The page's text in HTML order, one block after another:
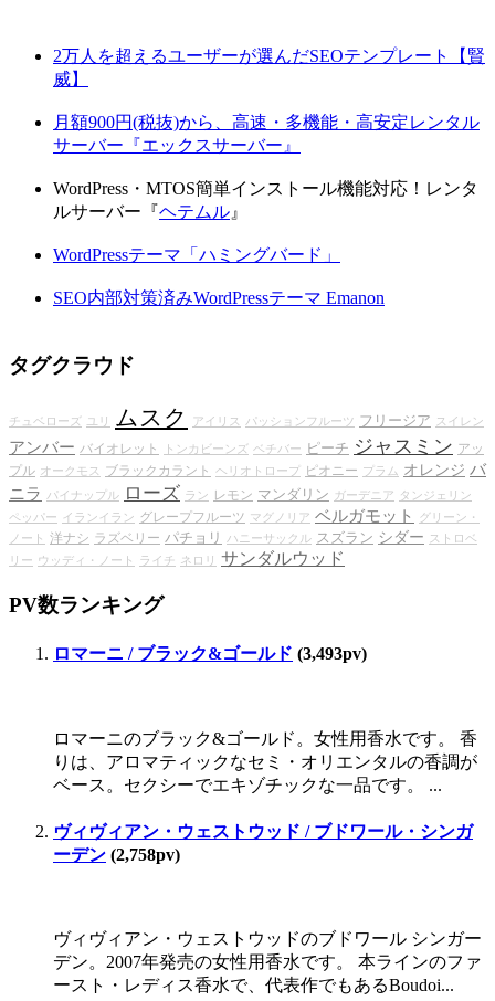
2万人を超えるユーザーが選んだSEOテンプレート【賢
威】
月額900円(税抜)から、高速・多機能・高安定レンタル
サーバー『エックスサーバー』
WordPress・MTOS簡単インストール機能対応！レンタ
ルサーバー『ヘテムル 』
WordPressテーマ「ハミングバード」
SEO内部対策済みWordPressテーマ Emanon
タグクラウド
チュベローズ ユリ ムスク アイリス パッションフルーツ フリージア スイレン
アンバー バイオレット トンカビーンズ ベチバー ピーチ ジャスミン アッ
プル オークモス ブラックカラント ヘリオトロープ ピオニー プラム オレンジ バ
ニラ
パイナップル ローズ ラン レモン マンダリン ガーデニア
タンジェリン
ペッパー
イランイラン グレープフルーツ マグノリア ベルガモット
グリーン・
ノート
洋ナシ ラズベリー パチョリ ハニーサックル スズラン シダー
ストロベ
リー ウッディ・ノート ライチ ネロリ サンダルウッド
PV数ランキング
ロマーニ / ブラック&ゴールド (3,493pv)
ロマーニのブラック&ゴールド。女性用香水です。 香
りは、アロマティックなセミ・オリエンタルの香調が
ベース。セクシーでエキゾチックな一品です。 ...
ヴィヴィアン・ウェストウッド / ブドワール・シンガ
ーデン (2,758pv)
ヴィヴィアン・ウェストウッドのブドワール シンガー
デン。2007年発売の女性用香水です。 本ラインのファ
ースト・レディス香水で、代表作でもあるBoudoi...